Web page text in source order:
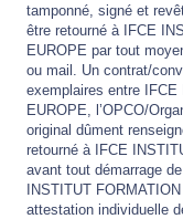
tamponné, signé et
être retourné à IFCE
EUROPE par tout
ou mail. Un contrat/
exemplaires entre IFCE
EUROPE, l’OPCO/
original dûment
retourné à IFCE
avant tout démarrage
INSTITUT
attestation individuelle